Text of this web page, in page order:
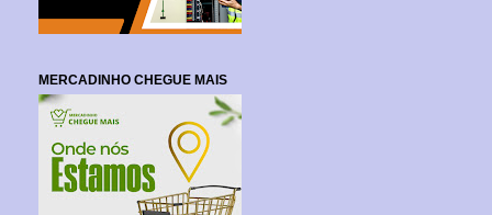
MERCADINHO CHEGUE MAIS